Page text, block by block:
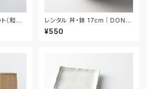
（和風）
レンタル 丼・鉢 17cm｜DON0
25
¥550